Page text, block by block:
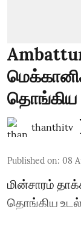
தொங்கிய
thanthitv
Published on: 08
மின்சாரம்
தொங்கிய உடல்